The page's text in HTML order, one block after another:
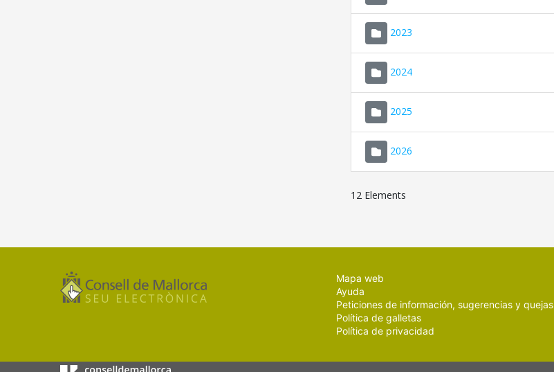
2023
2024
2025
2026
12 Elements
Mapa web
Ayuda
Peticiones de información, sugerencias y quejas
Política de galletas
Política de privacidad